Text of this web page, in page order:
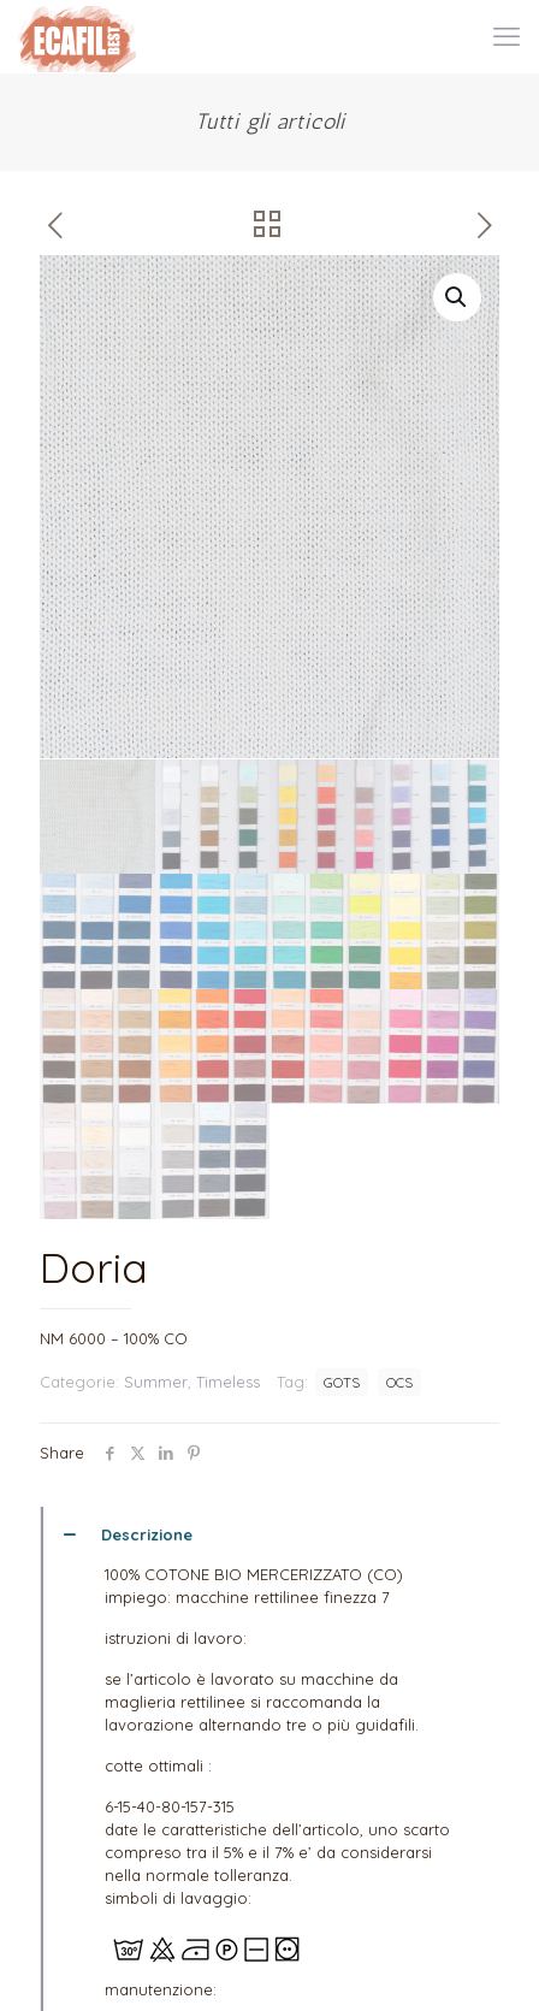
Tutti gli articoli
Doria
NM 6000 – 100% CO
Categorie: Summer Timeless Tag: GOTS OCS
Share
Descrizione
100% COTONE BIO MERCERIZZATO (CO)
impiego: macchine rettilinee finezza 7
istruzioni di lavoro:
se l’articolo è lavorato su macchine da
maglieria rettilinee si raccomanda la
lavorazione alternando tre o più guidafili.
cotte ottimali :
6-15-40-80-157-315
date le caratteristiche dell’articolo, uno scarto
compreso tra il 5% e il 7% e’ da considerarsi
nella normale tolleranza.
simboli di lavaggio:
manutenzione: